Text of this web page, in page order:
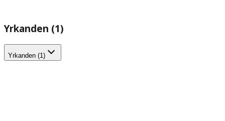
Yrkanden (1)
Yrkanden (1)